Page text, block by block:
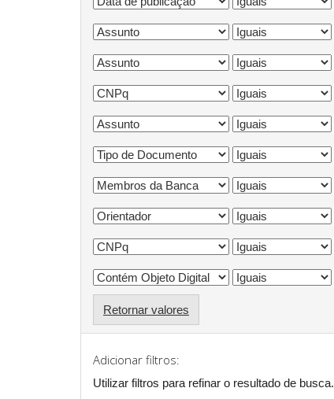
Retornar valores
Adicionar filtros:
Utilizar filtros para refinar o resultado de busca.